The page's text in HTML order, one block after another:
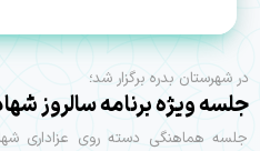
در شهرستان بدره برگزار شد؛
جلسه ویژه برنامه سالروز
جلسه هماهنگی دسته روی عزاداری